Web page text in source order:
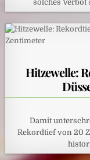
solches Verbot
Hitzewelle:
Damit
Rekordtief von 20